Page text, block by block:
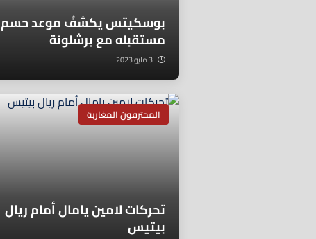
بوسكيتس يكشفُ موعد حسم
مستقبله مع برشلونة
المحترفون المغاربة
تحركات لامين يامال أمام ريال
بيتيس